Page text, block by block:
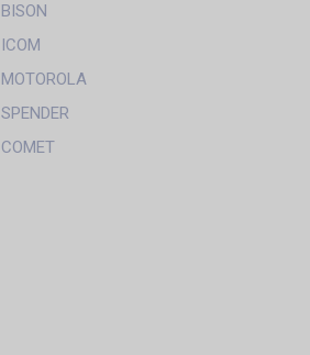
BISON
ICOM
MOTOROLA
SPENDER
COMET